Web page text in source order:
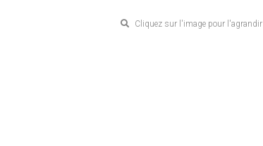
Cliquez sur l'image pour l'agrandir